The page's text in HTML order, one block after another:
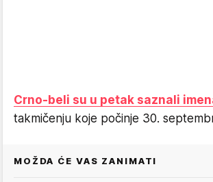
Crno-beli su u petak saznali
takmičenju koje počinje 30.
MOŽDA ĆE VAS ZANIMATI